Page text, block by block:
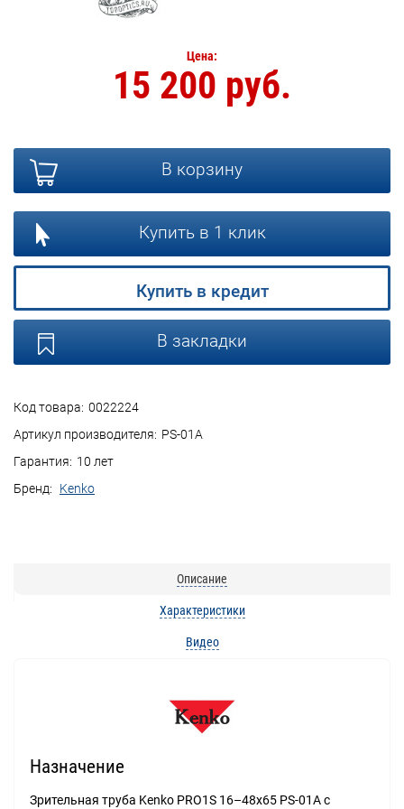
Код товара: 0022224
Артикул производителя: PS-01A
Гарантия: 10 лет
Бренд:
Kenko
Цена:
15 200 руб.
В корзину
Купить в 1 клик
Купить в кредит
В закладки
Описание
Характеристики
Видео
Назначение
Зрительная труба Kenko PRO1S 16–48x65 PS-01A с